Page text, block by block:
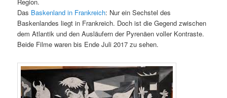
Das Baskenland in Frankreich: Nur ein Sechstel des
Baskenlandes liegt in Frankreich. Doch ist die Gegend zwischen
dem Atlantik und den Ausläufern der Pyrenäen voller Kontraste.
Beide Filme waren bis Ende Juli 2017 zu sehen.